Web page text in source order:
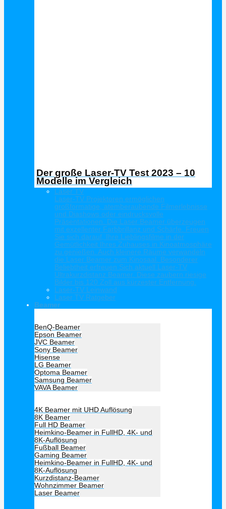
Der große Laser-TV Test 2023 – 10
Modelle im Vergleich
Laser TV
Laser-TV Projektoren ermöglichen
großformatige, atemberaubende Filmerlebnisse
und Diashows oder eindrucksvolle
Präsentationen. Die Laser Beamer überzeugen
mit exzellenter Farbbrillanz und Schärfe. Freuen
Sie sich darauf, Ihre Lieblingsfilme in der
Gemütlichkeit Ihres Zuhauses in Kinoatmosphäre
zu genießen. Auch kleinere Räume verwandeln
die Laser Beamer zum Kinosaal. Besonderer
Beliebtheit erfreuen Sich aktuell Laser-TV
Ultrakurzdistanz Beamer. Diese zaubern riesige
Bilder bis 120 Zoll aus kürzester Entfernung.
Laser-TV Leinwand
Laser TV Ratgeber
Beamer
BenQ-Beamer
Epson Beamer
JVC Beamer
Sony Beamer
Hisense
LG Beamer
Optoma Beamer
Samsung Beamer
VAVA Beamer
4K Beamer mit UHD Auflösung
8K Beamer
Full HD Beamer
Heimkino-Beamer in FullHD, 4K- und
8K-Auflösung
Fußball Beamer
Gaming Beamer
Heimkino-Beamer in FullHD, 4K- und
8K-Auflösung
Kurzdistanz-Beamer
Wohnzimmer Beamer
Laser Beamer